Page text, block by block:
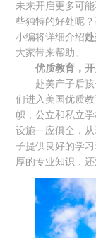
未来开启更多可
些独特的好处呢
小编将详细介绍
大家带来帮助。
优质教育，
赴美产子后
们进入美国优质
帜，公立和私立
设施一应俱全，
子提供良好的学
厚的专业知识，